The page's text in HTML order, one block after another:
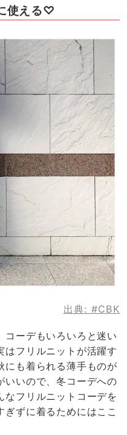
使える♡
出典: #CBK
コーデもいろいろと迷い
はフリルニットが活躍す
にも着られる薄手ものが
いいので、冬コーデへの
フリルニットコーデを
ずに着るためにはここ